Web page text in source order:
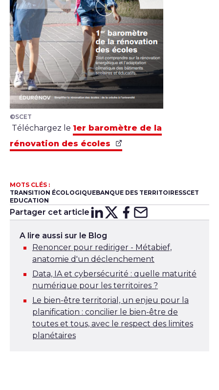
©SCET
Téléchargez le 1er baromètre de la
rénovation des écoles
MOTS CLÉS :
TRANSITION ÉCOLOGIQUEBANQUE DES TERRITOIRESSCET
EDUCATION
Partager cet article Partager sur
Partager surX
Partager
Partager
A lire aussi sur le Blog
Renoncer pour rediriger - Métabief,
anatomie d'un déclenchement
Data, IA et cybersécurité : quelle maturité
numérique pour les territoires ?
Le bien-être territorial, un enjeu pour la
planification : concilier le bien-être de
toutes et tous, avec le respect des limites
planétaires